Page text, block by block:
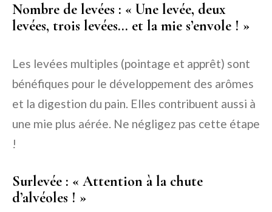
Nombre de levées : « Une levée, deux
levées, trois levées… et la mie s’envole ! »
Les levées multiples (pointage et apprêt) sont
bénéfiques pour le développement des arômes
et la digestion du pain. Elles contribuent aussi à
une mie plus aérée. Ne négligez pas cette étape
!
Surlevée : « Attention à la chute
d’alvéoles ! »